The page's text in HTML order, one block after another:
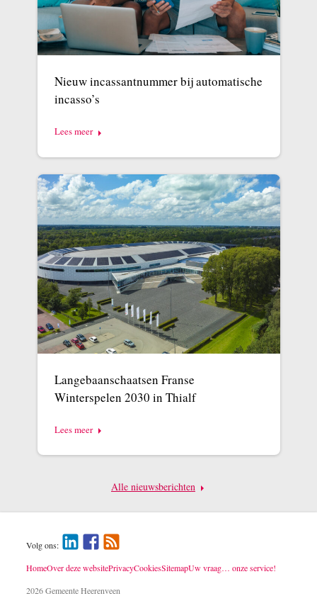
Nieuw incassantnummer bij automatische
incasso’s
Lees meer
Langebaanschaatsen Franse
Winterspelen 2030 in Thialf
Lees meer
Alle nieuwsberichten
Volg ons:
HomeOver deze websitePrivacyCookiesSitemapUw vraag… onze service!
2026 Gemeente Heerenveen